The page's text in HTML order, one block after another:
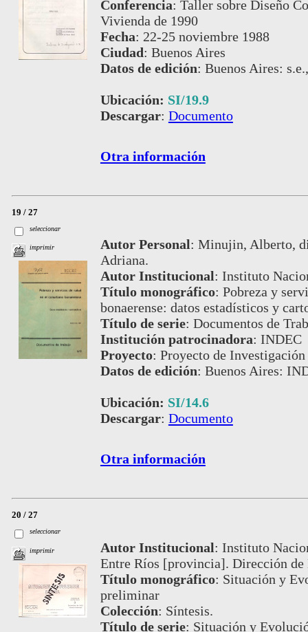
Conferencia: Taller sobre Diseño
Vivienda de 1990
Fecha: 22-25 noviembre 1988
Ciudad: Buenos Aires
Datos de edición: Buenos Aires:
Ubicación: SI/19.9
Descargar: Documento
Otra información
19 / 27
seleccionar
imprimir Autor Personal: Minujin, Alberto,
Adriana.
Autor Institucional: Instituto
Título monográfico: Pobreza y
bonaerense: datos estadísticos y
Título de serie: Documentos de
Institución patrocinadora: INDEC
Proyecto: Proyecto de
Datos de edición: Buenos Aires:
Ubicación: SI/14.6
Descargar: Documento
Otra información
20 / 27
seleccionar
imprimir Autor Institucional: Instituto
Entre Ríos [provincia]. Dirección de
Título monográfico: Situación y
preliminar
Colección: Síntesis.
Título de serie: Situación y